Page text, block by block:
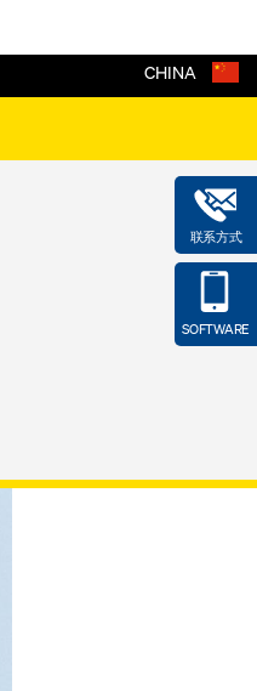
联系方式
SOFTWARE
CHINA